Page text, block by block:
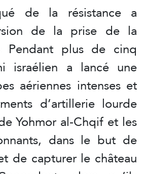
de la résistance a
de la prise de la
Pendant plus de cinq
israélien a lancé une
aériennes intenses et
d’artillerie lourde
Yohmor al-Chqif et les
dans le but de
de capturer le château